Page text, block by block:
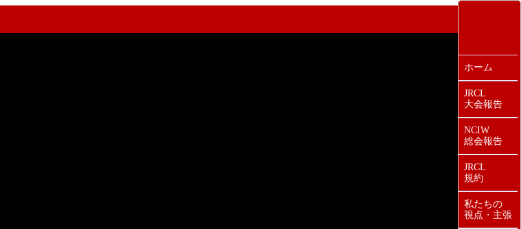
ホーム
JRCL
大会報告
NCIW
総会報告
JRCL
規約
私たちの
視点・主張